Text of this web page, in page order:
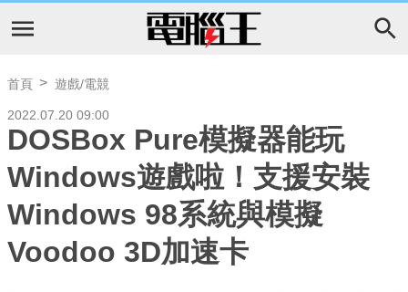
首頁 遊戲/電競
2022.07.20 09:00
DOSBox Pure模擬器能玩
Windows遊戲啦！支援安裝
Windows 98系統與模擬
Voodoo 3D加速卡